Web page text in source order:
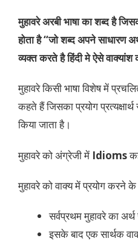
मुहावरे अरबी भाषा का शब्द है
होता है “जो शब्द अपने साधारण
व्यक्त करते है हिंदी मे ऐसे वाक्यांश
मुहावरे किसी भाषा विशेष में
कहते हैं जिसका प्रयोग
किया जाता है।
मुहावरे को अंग्रेजी में Idioms
मुहावरे को वाक्य में प्रयोग करने
सर्वप्रथम मुहावरे का
इसके बाद एक सार्थक